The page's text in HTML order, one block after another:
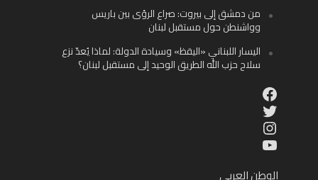
من دمشق إلى بيروت: صراع الرؤى بين باريس
وواشنطن حول مستقبل لبنان
اليسار اللبناني «اليقظ» وسيادة الدولة: لماذا يُعدّ نزع
سلاح حزب الله الطريق الوحيد إلى مستقبل لبنان؟
Facebook
Twitter
Instagram
YouTube
الوطن العربي